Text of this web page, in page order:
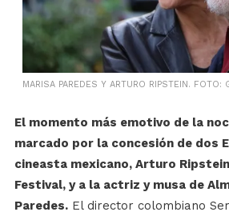
MARISA PAREDES Y ARTURO RIPSTEIN. FOTO:
El momento más emotivo de la
marcado por la concesión de dos
cineasta mexicano, Arturo
Festival, y a la actriz y musa de
Paredes.El director colombiano